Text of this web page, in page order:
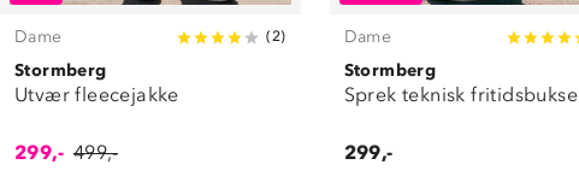
Dame (2)
Stormberg
Utvær fleecejakke
299,- 499,-
Dame
Stormberg
Sprek teknisk fritidsbukse
299,-